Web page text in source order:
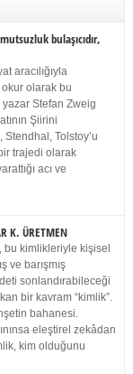
bulaşıcıdır,
aracılığıyla
olarak bu
Stefan Zweig
Şiirini
Tolstoy’u
trajedi olarak
acı ve
K. ÜRETMEN
kimlikleriyle kişisel
ve barışmış
sonlandırabileceği
bir kavram “kimlik”.
bahanesi.
eleştirel zekâdan
kim olduğunu